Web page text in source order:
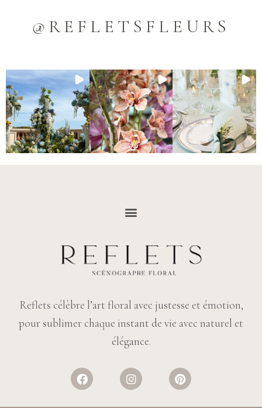
@REFLETSFLEURS
Reflets célèbre l’art floral avec justesse et émotion,
pour sublimer chaque instant de vie avec naturel et
élégance.